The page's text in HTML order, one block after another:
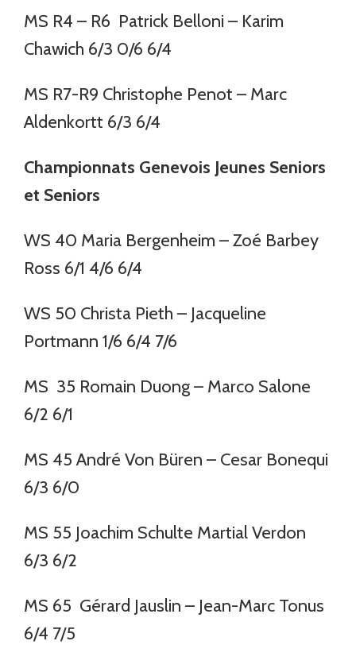
MS R4 – R6 Patrick Belloni – Karim
Chawich 6/3 0/6 6/4
MS R7-R9 Christophe Penot – Marc
Aldenkortt 6/3 6/4
Championnats Genevois Jeunes Seniors
et Seniors
WS 40 Maria Bergenheim – Zoé Barbey
Ross 6/1 4/6 6/4
WS 50 Christa Pieth – Jacqueline
Portmann 1/6 6/4 7/6
MS 35 Romain Duong – Marco Salone
6/2 6/1
MS 45 André Von Büren – Cesar Bonequi
6/3 6/0
MS 55 Joachim Schulte Martial Verdon
6/3 6/2
MS 65 Gérard Jauslin – Jean-Marc Tonus
6/4 7/5